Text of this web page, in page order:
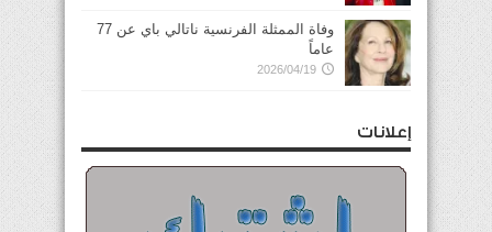
وفاة الممثلة الفرنسية ناتالي باي عن 77
عاماً
2026/04/19
إعلانات